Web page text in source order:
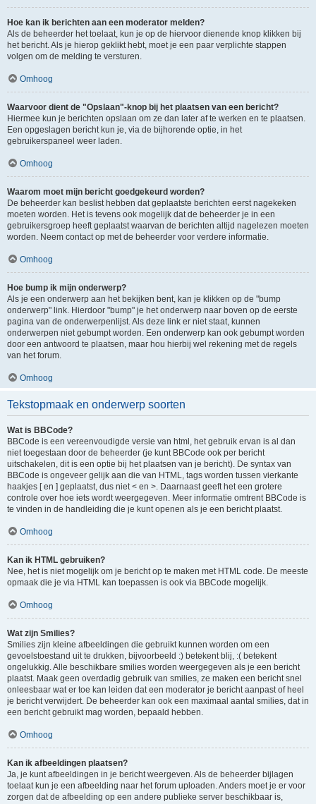
Hoe kan ik berichten aan een moderator melden?
Als de beheerder het toelaat, kun je op de hiervoor dienende knop klikken bij
het bericht. Als je hierop geklikt hebt, moet je een paar verplichte stappen
volgen om de melding te versturen.
Omhoog
Waarvoor dient de "Opslaan"-knop bij het plaatsen van een bericht?
Hiermee kun je berichten opslaan om ze dan later af te werken en te plaatsen.
Een opgeslagen bericht kun je, via de bijhorende optie, in het
gebruikerspaneel weer laden.
Omhoog
Waarom moet mijn bericht goedgekeurd worden?
De beheerder kan beslist hebben dat geplaatste berichten eerst nagekeken
moeten worden. Het is tevens ook mogelijk dat de beheerder je in een
gebruikersgroep heeft geplaatst waarvan de berichten altijd nagelezen moeten
worden. Neem contact op met de beheerder voor verdere informatie.
Omhoog
Hoe bump ik mijn onderwerp?
Als je een onderwerp aan het bekijken bent, kan je klikken op de "bump
onderwerp" link. Hierdoor "bump" je het onderwerp naar boven op de eerste
pagina van de onderwerpenlijst. Als deze link er niet staat, kunnen
onderwerpen niet gebumpt worden. Een onderwerp kan ook gebumpt worden
door een antwoord te plaatsen, maar hou hierbij wel rekening met de regels
van het forum.
Omhoog
Tekstopmaak en onderwerp soorten
Wat is BBCode?
BBCode is een vereenvoudigde versie van html, het gebruik ervan is al dan
niet toegestaan door de beheerder (je kunt BBCode ook per bericht
uitschakelen, dit is een optie bij het plaatsen van je bericht). De syntax van
BBCode is ongeveer gelijk aan die van HTML, tags worden tussen vierkante
haakjes [ en ] geplaatst, dus niet < en >. Daarnaast geeft het een grotere
controle over hoe iets wordt weergegeven. Meer informatie omtrent BBCode is
te vinden in de handleiding die je kunt openen als je een bericht plaatst.
Omhoog
Kan ik HTML gebruiken?
Nee, het is niet mogelijk om je bericht op te maken met HTML code. De meeste
opmaak die je via HTML kan toepassen is ook via BBCode mogelijk.
Omhoog
Wat zijn Smilies?
Smilies zijn kleine afbeeldingen die gebruikt kunnen worden om een
gevoelstoestand uit te drukken, bijvoorbeeld :) betekent blij, :( betekent
ongelukkig. Alle beschikbare smilies worden weergegeven als je een bericht
plaatst. Maak geen overdadig gebruik van smilies, ze maken een bericht snel
onleesbaar wat er toe kan leiden dat een moderator je bericht aanpast of heel
je bericht verwijdert. De beheerder kan ook een maximaal aantal smilies, dat in
een bericht gebruikt mag worden, bepaald hebben.
Omhoog
Kan ik afbeeldingen plaatsen?
Ja, je kunt afbeeldingen in je bericht weergeven. Als de beheerder bijlagen
toelaat kun je een afbeelding naar het forum uploaden. Anders moet je er voor
zorgen dat de afbeelding op een andere publieke server beschikbaar is,